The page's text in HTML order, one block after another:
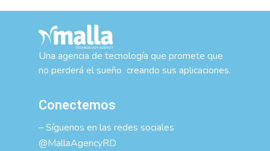
Una agencia de tecnología que promete que
no perderá el sueño creando sus aplicaciones.
Conectemos
– Síguenos en las redes sociales
@MallaAgencyRD